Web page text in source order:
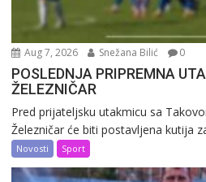
Aug 7, 2026 Snežana Bilić 0
POSLEDNJA PRIPREMNA
ŽELEZNIČAR
Pred prijateljsku utakmicu sa
Železničar će biti postavljena kutija
Novosti Sport